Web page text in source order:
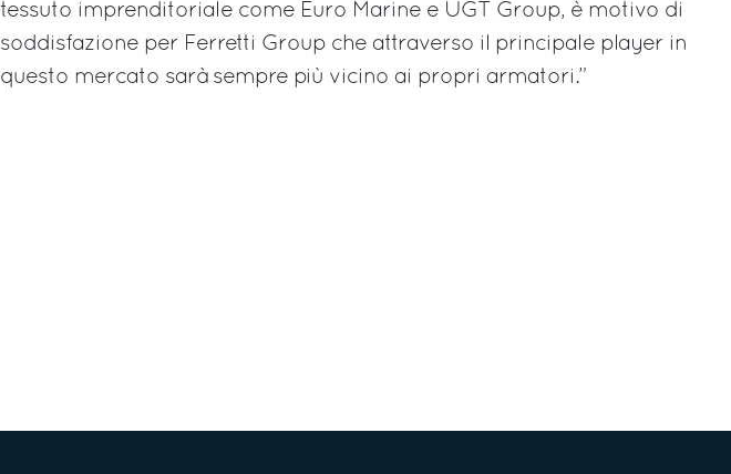
tessuto imprenditoriale come Euro Marine e UGT Group, è motivo di
soddisfazione per Ferretti Group che attraverso il principale player in
questo mercato sarà sempre più vicino ai propri armatori.”